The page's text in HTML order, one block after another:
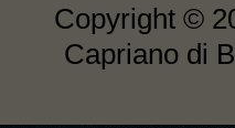
Copyright ©
Capriano di